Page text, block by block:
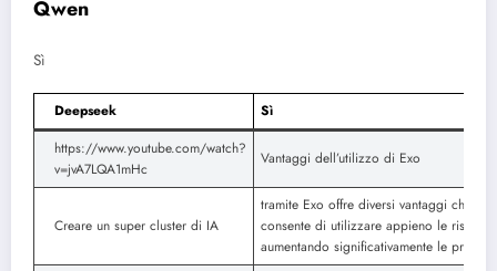
Qwen
Sì
Deepseek
Sì
https://www.youtube.com/watch?
v=jvA7LQA1mHc
Vantaggi dell’utilizzo di Exo
Creare un super cluster di IA
tramite Exo offre diversi vantaggi chiave.
consente di utilizzare appieno le
aumentando significativamente le